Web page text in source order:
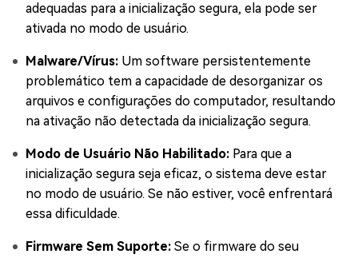
adequadas para a inicialização segura, ela pode ser
ativada no modo de usuário.
Malware/Vírus: Um software persistentemente
problemático tem a capacidade de desorganizar os
arquivos e configurações do computador, resultando
na ativação não detectada da inicialização segura.
Modo de Usuário Não Habilitado: Para que a
inicialização segura seja eficaz, o sistema deve estar
no modo de usuário. Se não estiver, você enfrentará
essa dificuldade.
Firmware Sem Suporte: Se o firmware do seu